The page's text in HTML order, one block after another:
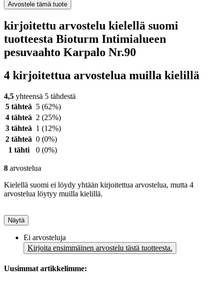
Arvostele tämä tuote
kirjoitettu arvostelu kielellä suomi
tuotteesta Bioturm Intimialueen
pesuvaahto Karpalo Nr.90
4 kirjoitettua arvostelua muilla kielillä
4,5 yhteensä 5 tähdestä
5 tähteä 5 (62%)
4 tähteä 2 (25%)
3 tähteä 1 (12%)
2 tähteä 0 (0%)
1 tähti
0 (0%)
8 arvostelua
Kielellä suomi ei löydy yhtään kirjoitettua arvostelua, mutta 4
arvostelua löytyy muilla kielillä.
Näytä
Ei arvosteluja
Kirjoita ensimmäinen arvostelu tästä tuotteesta.
Uusimmat artikkelimme: